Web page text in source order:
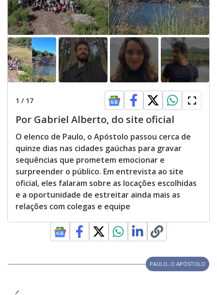
1 / 17
Por Gabriel Alberto, do site oficial
O elenco de Paulo, o Apóstolo passou cerca de
quinze dias nas cidades gaúchas para gravar
sequências que prometem emocionar e
surpreender o público. Em entrevista ao site
oficial, eles falaram sobre as locações escolhidas
e a oportunidade de estreitar ainda mais as
relações com colegas e equipe
PAULO, O APÓSTOLO